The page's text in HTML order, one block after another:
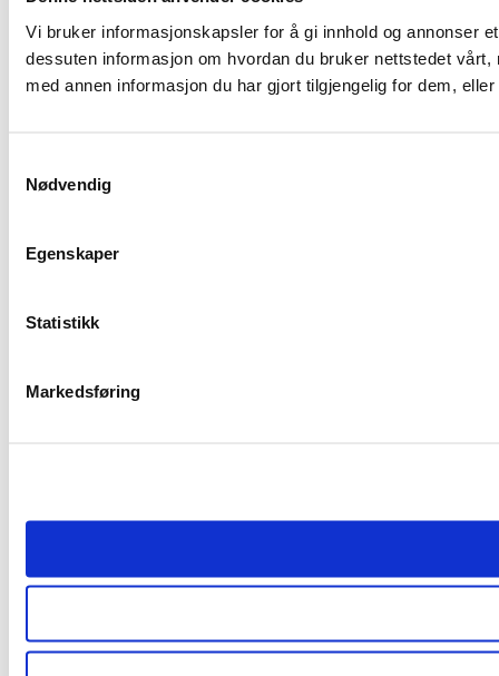
Vi bruker informasjonskapsler for å gi innhold og annonser
dessuten informasjon om hvordan du bruker nettstedet
med annen informasjon du har gjort tilgjengelig for dem,
Nødvendig
Egenskaper
Statistikk
Markedsføring